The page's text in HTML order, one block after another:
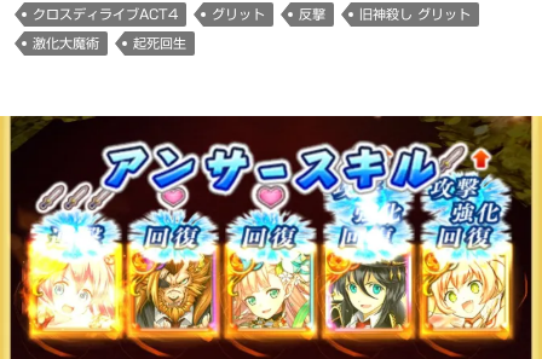
クロスディライブACT4 グリット 反撃 旧神殺し グリット
激化大魔術 起死回生